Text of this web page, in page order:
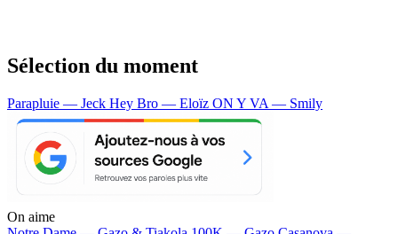
Sélection du moment
Parapluie — Jeck Hey Bro — Eloïz ON Y VA — Smily
On aime